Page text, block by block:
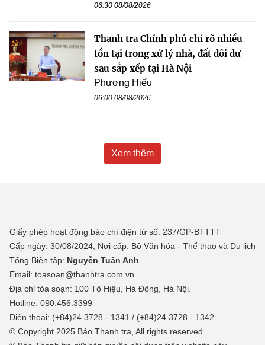
06:30 08/08/2026
Thanh tra Chính phủ chỉ rõ nhiều
tồn tại trong xử lý nhà, đất dôi dư
sau sắp xếp tại Hà Nội
Phương Hiếu
06:00 08/08/2026
Xem thêm
Giấy phép hoạt động báo chí điện tử số: 237/GP-BTTTT
Cấp ngày: 30/08/2024; Nơi cấp: Bộ Văn hóa - Thể thao và Du lịch
Tổng Biên tập: Nguyễn Tuấn Anh
Email: toasoan@thanhtra.com.vn
Địa chỉ tòa soạn: 100 Tô Hiệu, Hà Đông, Hà Nội.
Hotline: 090.456.3399
Điện thoại: (+84)24 3728 - 1341 / (+84)24 3728 - 1342
© Copyright 2025 Báo Thanh tra, All rights reserved